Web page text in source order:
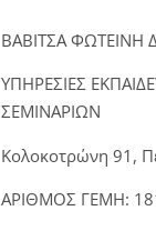
ΒΑΒΙΤΣΑ ΦΩΤΕΙΝΗ
ΥΠΗΡΕΣΙΕΣ
ΣΕΜΙΝΑΡΙΩΝ
Κολοκοτρώνη 91,
ΑΡΙΘΜΟΣ ΓΕΜΗ: